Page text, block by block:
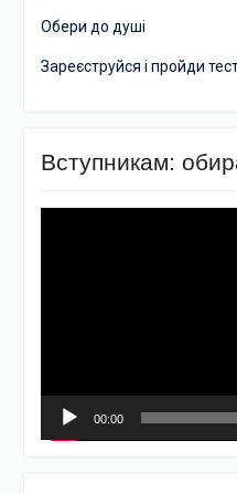
Обери до душі
Зареєструйся і пройди
Вступникам:
00:00